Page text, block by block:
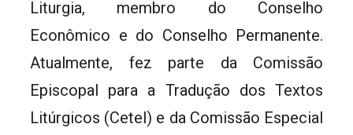
Liturgia, membro do Conselho
Econômico e do Conselho Permanente.
Atualmente, fez parte da Comissão
Episcopal para a Tradução dos Textos
Litúrgicos (Cetel) e da Comissão Especial